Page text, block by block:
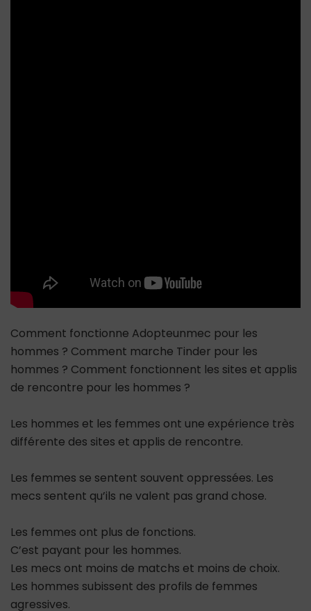
Comment fonctionne Adopteunmec pour les
hommes ? Comment marche Tinder pour les
hommes ? Comment fonctionnent les sites et applis
de rencontre pour les hommes ?
Les hommes et les femmes ont une expérience très
différente des sites et applis de rencontre.
Les femmes se sentent souvent oppressées. Les
mecs sentent qu’ils ne valent pas grand chose.
Les femmes ont plus de fonctions.
C’est payant pour les hommes.
Les mecs ont moins de matchs et moins de choix.
Les hommes subissent des profils de femmes
agressives.